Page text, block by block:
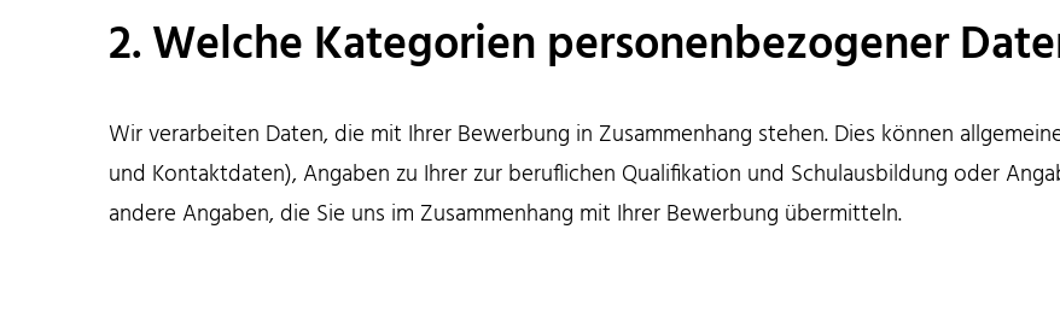
2. Welche Kategorien personenbezogener
Wir verarbeiten Daten, die mit Ihrer Bewerbung in Zusammenhang stehen. Dies können
und Kontaktdaten), Angaben zu Ihrer zur beruflichen Qualifikation und Schulausbildung oder
andere Angaben, die Sie uns im Zusammenhang mit Ihrer Bewerbung übermitteln.